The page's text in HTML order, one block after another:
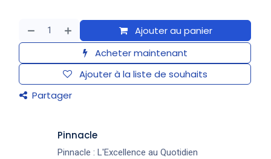
Ajouter au panier
Acheter maintenant
Ajouter à la liste de souhaits
Partager
Pinnacle
Pinnacle : L'Excellence au Quotidien